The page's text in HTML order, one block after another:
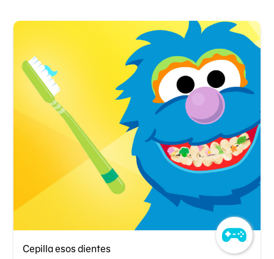
Cepilla esos dientes